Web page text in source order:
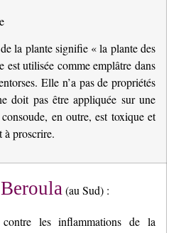
la plante signifie « la plante des
est utilisée comme emplâtre dans
Elle n’a pas de propriétés
doit pas être appliquée sur une
en outre, est toxique et
à proscrire.
(au Sud) :
contre les inflammations de la